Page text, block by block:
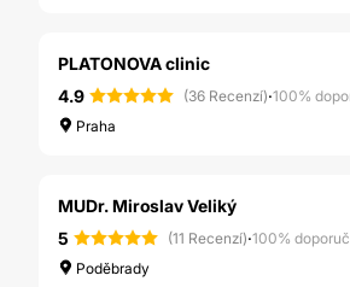
PLATONOVA clinic
4.9
(36 Recenzí)·100%
Praha
MUDr. Miroslav Veliký
5
(11 Recenzí)·100%
Poděbrady